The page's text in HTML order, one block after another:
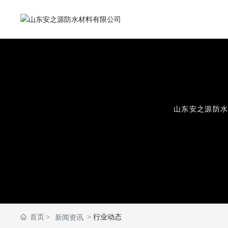
山东安之源防水
首页 新闻资讯 行业动态